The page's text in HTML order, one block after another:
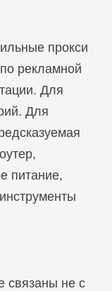
прокси
рекламной
Для
Для
питание,
связаны не с